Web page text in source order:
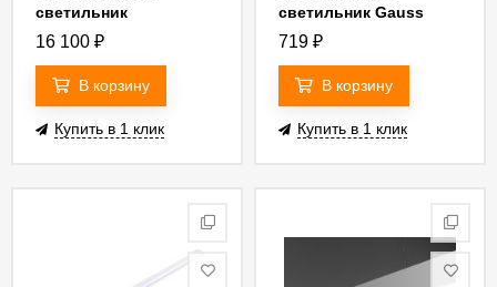
светильник
Elektrostandard LSG-
4690389129469
16 100 ₽
В корзину
Купить в 1 клик
светильник Gauss
844424318
719 ₽
В корзину
Купить в 1 клик